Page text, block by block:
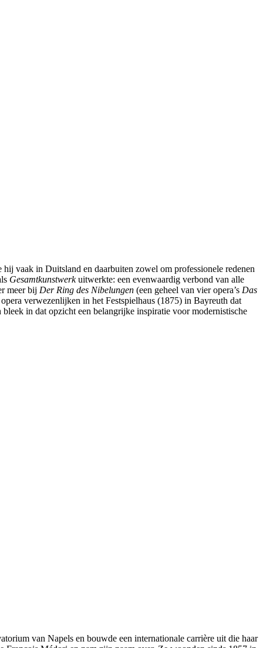
vaak in Duitsland en daarbuiten zowel om professionele redenen
Gesamtkunstwerkuitwerkte: een evenwaardig verbond van alle
meer bij Der Ring des Nibelungen (een geheel van vier opera’s Das
verwezenlijken in het Festspielhaus (1875) in Bayreuth dat
in dat opzicht een belangrijke inspiratie voor modernistische
van Napels en bouwde een internationale carrière uit die haar